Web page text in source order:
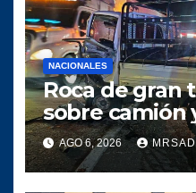
NACIONALES
Roca de gran
sobre camión
heridos en
AGO 6, 2026